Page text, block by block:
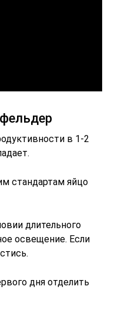
в 1-2
стандартам яйцо
длительного
освещение. Если
дня отделить